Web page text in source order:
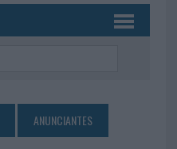
ANUNCIANTES